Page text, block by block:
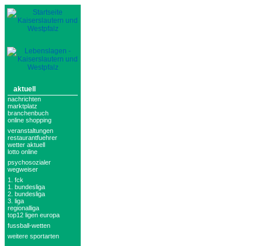
aktuell
nachrichten
marktplatz
branchenbuch
online shopping
veranstaltungen
restaurantfuehrer
wetter aktuell
lotto online
psychosozialer
wegweiser
1. fck
1. bundesliga
2. bundesliga
3. liga
regionalliga
top12 ligen europa
fussball-wetten
weitere sportarten